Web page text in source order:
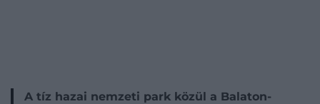
A tíz hazai nemzeti park közül a Balaton-